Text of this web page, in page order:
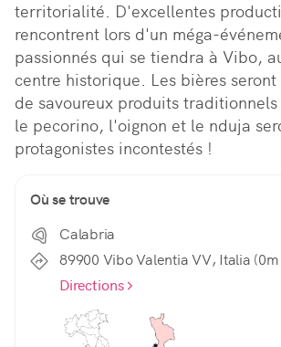
territorialité. D'excellentes
rencontrent lors d'un méga-
passionnés qui se tiendra à Vibo,
centre historique. Les bières seront
de savoureux produits
le pecorino, l'oignon et le nduja
protagonistes incontestés !
Où se trouve
Calabria
89900 Vibo Valentia VV, Italia
Directions